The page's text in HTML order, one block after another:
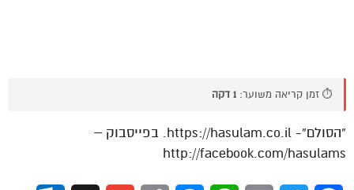
⏱️ זמן קריאה משוער: 1 דקה
“הסולם”- https://hasulam.co.il. בפייסבוק –
http://facebook.com/hasulams